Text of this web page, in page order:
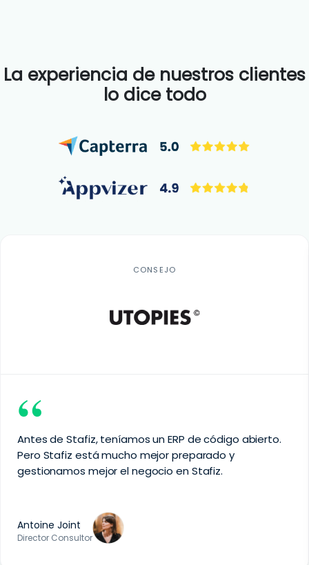
La experiencia de nuestros clientes
lo dice todo
CONSEJO
“
Antes de Stafiz, teníamos un ERP de código abierto.
Pero Stafiz está mucho mejor preparado y
gestionamos mejor el negocio en Stafiz.
Antoine Joint
Director Consultor